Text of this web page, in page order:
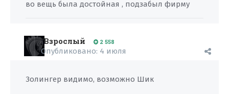
во вещь была достойная , подзабыл фирму
Взрослый 2 558
Опубликовано: 4 июля
Золингер видимо, возможно Шик